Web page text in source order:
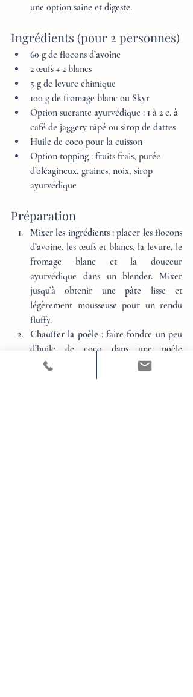
une option saine et digeste.
Ingrédients (pour 2 personnes)
60 g de flocons d’avoine
2 œufs + 2 blancs
5 g de levure chimique
100 g de fromage blanc ou Skyr
Option sucrante ayurvédique : 1 à 2 c. à
café de jaggery râpé ou sirop de dattes
Huile de coco pour la cuisson
Option topping : fruits frais, purée
d’oléagineux, graines, noix, sirop
ayurvédique
Préparation
Mixer les ingrédients : placer les flocons
d’avoine, les œufs et blancs, la levure, le
fromage blanc et la douceur
ayurvédique dans un blender. Mixer
jusqu’à obtenir une pâte lisse et
légèrement mousseuse pour un rendu
fluffy.
Chauffer la poêle : faire fondre un peu
d’huile de coco dans une poêle
antiadhésive à feu moyen.
Cuire les pancakes